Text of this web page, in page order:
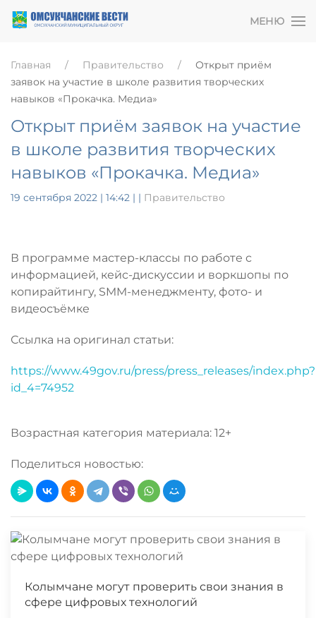
МЕНЮ
Главная Правительство
Открыт приём
заявок на участие в школе развития творческих
навыков «Прокачка. Медиа»
Открыт приём заявок на участие
в школе развития творческих
навыков «Прокачка. Медиа»
19 сентября 2022 | 14:42 | | Правительство
В программе мастер-классы по работе с
информацией, кейс-дискуссии и воркшопы по
копирайтингу, SMM-менеджменту, фото- и
видеосъёмке
Ссылка на оригинал статьи:
https://www.49gov.ru/press/press_releases/index.php?
id_4=74952
Возрастная категория материала: 12+
Поделиться новостью:
Колымчане могут проверить свои знания в
сфере цифровых технологий